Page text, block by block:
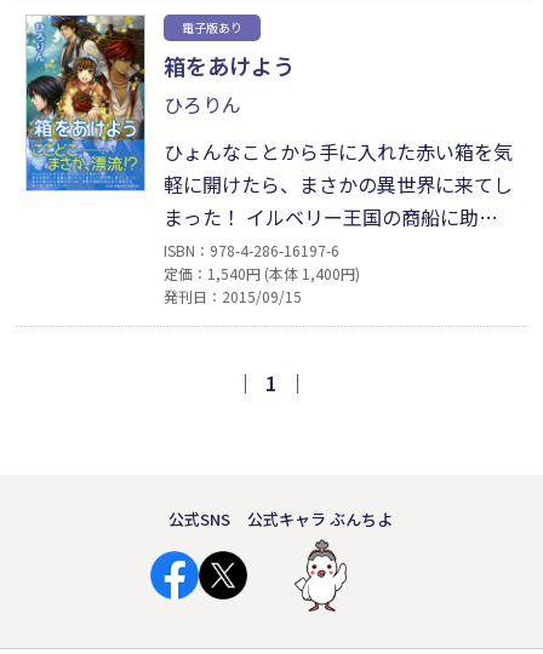
何事にもまっすぐな彼女は国を揺るがす
大事件に巻き込まれ……多くの人の気持
ちを揺るがす、港町騒動編。冒険ファン
タジー、待望の第2弾!!
電子版あり
箱をあけよう
ひろりん
ひょんなことから手に入れた赤い箱を気
軽に開けたら、まさかの異世界に来てし
まった！ イルベリー王国の商船に助け
られた芽衣子は、悩みながらも正直な心
で行動する。与えられた仕事に全力で取
り組み、誰にでも平等に接する彼女のこ
はじめ、船員たちも受け入れていく。元
ISBN：978-4-286-16197-6
定価：1,540円 (本体 1,400円)
発刊日：2015/09/15
｜ 1 ｜
公式SNS 公式キャラ ぶんちよ